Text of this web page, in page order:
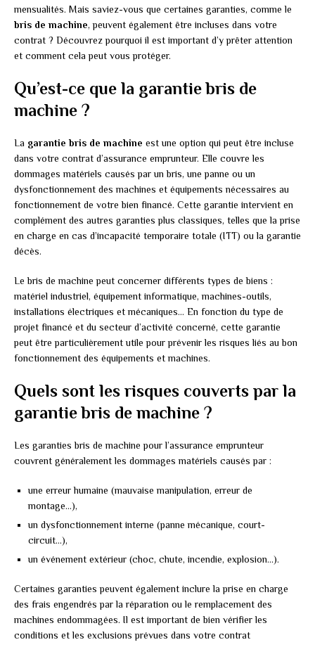
mensualités. Mais saviez-vous que certaines garanties, comme le
bris de machine, peuvent également être incluses dans votre
contrat ? Découvrez pourquoi il est important d’y prêter attention
et comment cela peut vous protéger.
Qu’est-ce que la garantie bris de
machine ?
La garantie bris de machine est une option qui peut être incluse
dans votre contrat d’assurance emprunteur. Elle couvre les
dommages matériels causés par un bris, une panne ou un
dysfonctionnement des machines et équipements nécessaires au
fonctionnement de votre bien financé. Cette garantie intervient en
complément des autres garanties plus classiques, telles que la prise
en charge en cas d’incapacité temporaire totale (ITT) ou la garantie
décès.
Le bris de machine peut concerner différents types de biens :
matériel industriel, équipement informatique, machines-outils,
installations électriques et mécaniques… En fonction du type de
projet financé et du secteur d’activité concerné, cette garantie
peut être particulièrement utile pour prévenir les risques liés au bon
fonctionnement des équipements et machines.
Quels sont les risques couverts par la
garantie bris de machine ?
Les garanties bris de machine pour l’assurance emprunteur
couvrent généralement les dommages matériels causés par :
une erreur humaine (mauvaise manipulation, erreur de
montage…),
un dysfonctionnement interne (panne mécanique, court-
circuit…),
un événement extérieur (choc, chute, incendie, explosion…).
Certaines garanties peuvent également inclure la prise en charge
des frais engendrés par la réparation ou le remplacement des
machines endommagées. Il est important de bien vérifier les
conditions et les exclusions prévues dans votre contrat